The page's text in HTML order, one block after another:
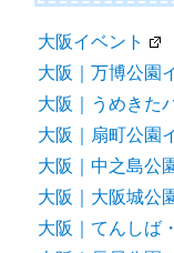
大阪イベント
大阪｜万博公園
大阪｜うめきた
大阪｜扇町公園
大阪｜中之島公
大阪｜大阪城公
大阪｜てんしば